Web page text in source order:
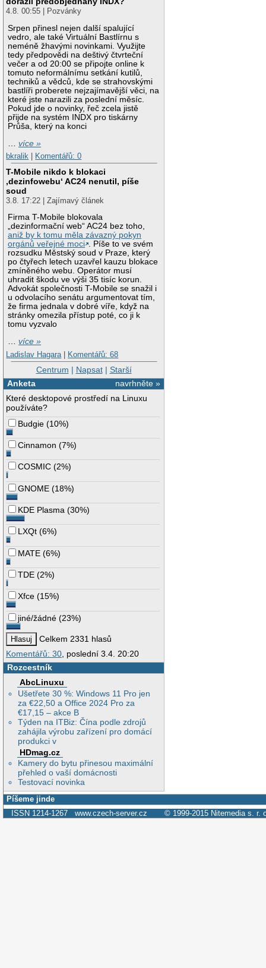
4.8. 00:55 | Pozvánky
Srpen přinesl nejen další spalující
vedro, ale také Virtuální Bastlírnu s
neméně žhavými novinkami. Využijte
tedy předpovědi na deštivý čtvrteční
večer a od 20:00 se připojte online k
tomuto neformálnímu setkání kutilů,
techniků a vědců, kde se strahovskými
bastlíři proberete nejzajímavější věci, na
které jste narazili za poslední měsíc.
Pokud jde o novinky, řeč zcela jistě
přijde na systém INDX pro tiskárny
Průša, který na konci
…více »
bkralik
Komentářů: 0
T-Mobile nikdo k blokaci
‚dezinfowebu‘ AC24 nenutil, píše
soud
3.8. 17:22 | Zajímavý článek
Firma T-Mobile blokovala
„dezinformační web“ AC24 bez toho,
aniž by k tomu měla závazný pokyn
orgánů veřejné moci . Píše to ve svém
rozsudku Městský soud v Praze, který
po čtyřech letech uzavřel kauzu blokace
zmíněného webu. Operátor musí
uhradit škodu ve výši 35 tisíc korun.
Advokát společnosti T-Mobile se snažil i
u odvolacího senátu argumentovat tím,
že firma jednala v dobré víře, když na
stránky omezila přístup poté, co ji k
tomu vyzvalo
…více »
Ladislav Hagara | Komentářů: 68
Centrum | Napsat| Starší
navrhněte »
Anketa
Které desktopové prostředí na Linuxu
používáte?
Budgie (10%)
Cinnamon (7%)
COSMIC (2%)
GNOME (18%)
KDE Plasma (30%)
LXQt (6%)
MATE (6%)
TDE (2%)
Xfce (15%)
jiné/žádné (23%)
Celkem 2331 hlasů
Komentářů: 30, poslední 3.4. 20:20
Rozcestník
AbcLinuxu
Ušetřete 30 %: Windows 11 Pro jen
za €22,50 a Office 2024 Pro za
€17,15 – akce B
Týden na ITBiz: Čína podle zdrojů
zahájila výrobu zařízení pro domácí
produkci v
HDmag.cz
Kamery do bytu přinesou maximální
přehled o vaší domácnosti
Testovací novinka
Píšeme jinde
ISSN 1214-1267 www.czech-server.cz © 1999-2015 Nitemedia s. r.